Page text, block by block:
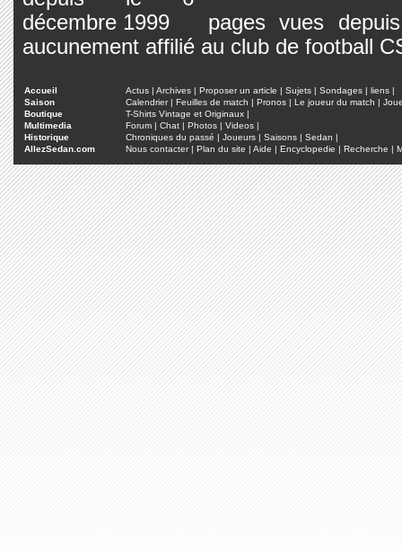
pages vues
aucunement affilié au club de football
Accueil Actus | Archives | Proposer un article | Sujets | Sondages | liens |
Saison
Calendrier| Feuilles de match | Pronos | Le joueur du match |
Boutique
T-Shirts Vintage et Originaux |
Multimedia
Forum | Chat | Photos | Videos |
Historique
Chroniques du passé | Joueurs | Saisons | Sedan |
AllezSedan.com
Nous contacter| Plan du site | Aide | Encyclopedie | Recherche |